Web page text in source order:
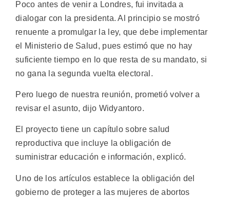
Poco antes de venir a Londres, fui invitada a
dialogar con la presidenta. Al principio se mostró
renuente a promulgar la ley, que debe implementar
el Ministerio de Salud, pues estimó que no hay
suficiente tiempo en lo que resta de su mandato, si
no gana la segunda vuelta electoral.
Pero luego de nuestra reunión, prometió volver a
revisar el asunto, dijo Widyantoro.
El proyecto tiene un capítulo sobre salud
reproductiva que incluye la obligación de
suministrar educación e información, explicó.
Uno de los artículos establece la obligación del
gobierno de proteger a las mujeres de abortos